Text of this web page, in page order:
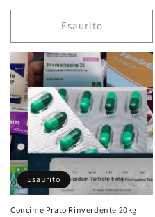
listino
Esaurito
Esaurito
Concime Prato Rinverdente 20kg